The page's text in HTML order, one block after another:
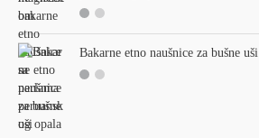
Bakarne etno naušnice za bušne uši